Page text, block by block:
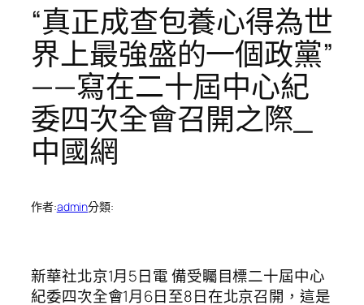
“真正成查包養心得為世
界上最強盛的一個政黨”
——寫在二十屆中心紀
委四次全會召開之際_
中國網
作者:admin分類:
新華社北京1月5日電 備受矚目標二十屆中心
紀委四次全會1月6日至8日在北京召開，這是